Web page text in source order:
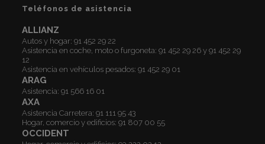
Teléfonos de asistencia
ALLIANZ
Autos y hogar:91 452 29 22
Asistencia en coche, moto o furgoneta:91 452 29 26 y91 452 29
12
Asistencia en vehículos pesados:91 452 29 01
ARAG
Asistencia:91 566 16 01
AXA
Asistencia Carretera:91 111 95 43
Hogar, comercio y edificios:91 807 00 55
OCCIDENT